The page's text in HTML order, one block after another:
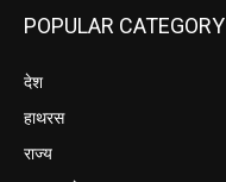
POPULAR CATEGORY
देश
हाथरस
राज्य